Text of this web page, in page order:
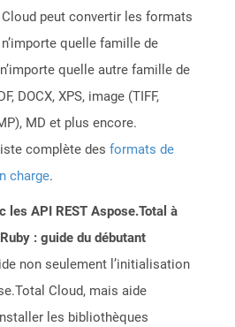
peut convertir les formats
quelle famille de
quelle autre famille de
DOCX, XPS, image (TIFF,
MD et plus encore.
complète des formats de
charge.
les API REST Aspose.Total à
: guide du débutant
non seulement l’initialisation
Cloud, mais aide
les bibliothèques